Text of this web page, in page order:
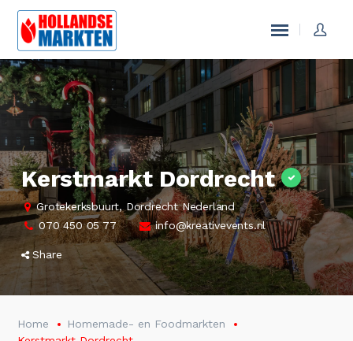
Kerstmarkt Dordrecht
Grotekerksbuurt, Dordrecht Nederland
070 450 05 77
info@kreativevents.nl
Share
Home
Homemade- en Foodmarkten